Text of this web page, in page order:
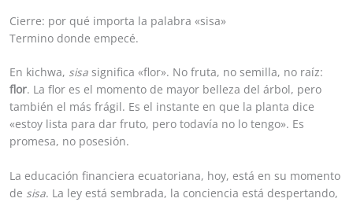
Cierre: por qué importa la palabra «sisa»
Termino donde empecé.
En kichwa, sisa significa «flor». No fruta, no semilla, no raíz:
flor. La flor es el momento de mayor belleza del árbol, pero
también el más frágil. Es el instante en que la planta dice
«estoy lista para dar fruto, pero todavía no lo tengo». Es
promesa, no posesión.
La educación financiera ecuatoriana, hoy, está en su momento
de sisa. La ley está sembrada, la conciencia está despertando,